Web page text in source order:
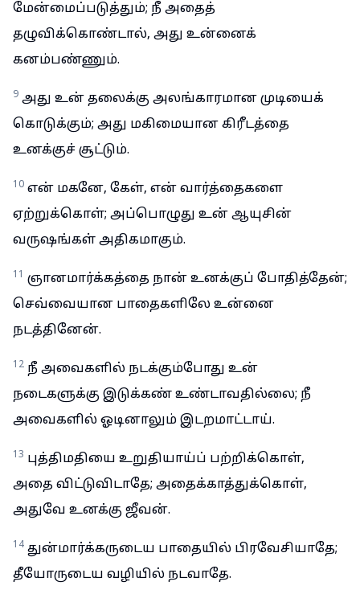
மேன்மைப்படுத்தும்; நீ அதைத்
தழுவிக்கொண்டால், அது உன்னைக்
கனம்பண்ணும்.
9 அது உன் தலைக்கு அலங்காரமான முடியைக்
கொடுக்கும்; அது மகிமையான கிரீடத்தை
உனக்குச் சூட்டும்.
10 என் மகனே, கேள், என் வார்த்தைகளை
ஏற்றுக்கொள்; அப்பொழுது உன் ஆயுசின்
வருஷங்கள் அதிகமாகும்.
11 ஞானமார்க்கத்தை நான் உனக்குப் போதித்தேன்;
செவ்வையான பாதைகளிலே உன்னை
நடத்தினேன்.
12 நீ அவைகளில் நடக்கும்போது உன்
நடைகளுக்கு இடுக்கண் உண்டாவதில்லை; நீ
அவைகளில் ஓடினாலும் இடறமாட்டாய்.
13 புத்திமதியை உறுதியாய்ப் பற்றிக்கொள்,
அதை விட்டுவிடாதே; அதைக்காத்துக்கொள்,
அதுவே உனக்கு ஜீவன்.
14 துன்மார்க்கருடைய பாதையில் பிரவேசியாதே;
தீயோருடைய வழியில் நடவாதே.